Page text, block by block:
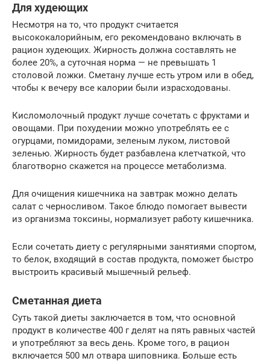
Для худеющих
Несмотря на то, что продукт считается
высококалорийным, его рекомендовано включать в
рацион худеющих. Жирность должна составлять не
более 20%, а суточная норма — не превышать 1
столовой ложки. Сметану лучше есть утром или в обед,
чтобы к вечеру все калории были израсходованы.
Кисломолочный продукт лучше сочетать с фруктами и
овощами. При похудении можно употреблять ее с
огурцами, помидорами, зеленым луком, листовой
зеленью. Жирность будет разбавлена клетчаткой, что
благотворно скажется на процессе метаболизма.
Для очищения кишечника на завтрак можно делать
салат с черносливом. Такое блюдо помогает вывести
из организма токсины, нормализует работу кишечника.
Если сочетать диету с регулярными занятиями спортом,
то белок, входящий в состав продукта, поможет быстро
выстроить красивый мышечный рельеф.
Сметанная диета
Суть такой диеты заключается в том, что основной
продукт в количестве 400 г делят на пять равных частей
и употребляют за весь день. Кроме того, в рацион
включается 500 мл отвара шиповника. Больше есть